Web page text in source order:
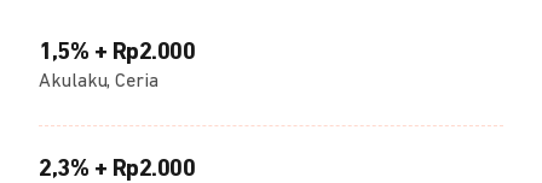
1,5% + Rp2.000
Akulaku, Ceria
2,3% + Rp2.000